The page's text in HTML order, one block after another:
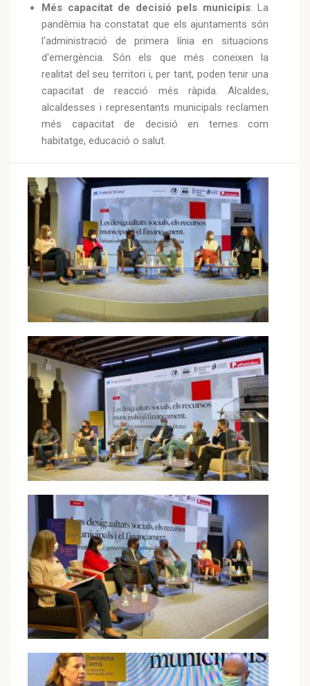
Més capacitat de decisió pels municipis: La
pandèmia ha constatat que els ajuntaments són
l'administració de primera línia en situacions
d'emergència. Són els que més coneixen la
realitat del seu territori i, per tant, poden tenir una
capacitat de reacció més ràpida. Alcaldes,
alcaldesses i representants municipals reclamen
més capacitat de decisió en temes com
habitatge, educació o salut.